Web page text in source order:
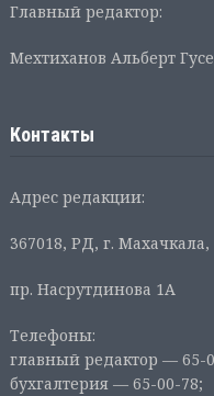
Главный редактор:
Мехтиханов Альберт
Контакты
Адрес редакции:
367018, РД, г. Махачкала,
пр. Насрутдинова 1А
Телефоны:
главный редактор — 65-
бухгалтерия — 65-00-78;